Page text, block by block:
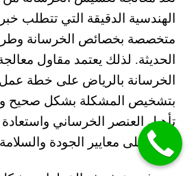
الهندسية الدقيقة التي تتطلب
متخصصة بخصائص الخرسانة
الحديثة. لذلك يعتمد مقاول
الخرسانة بالرياض على خطة
بتشخيص المشكلة بشكل صحيح
تأهيل العنصر الخرساني واستعادة
وفق أعلى معايير الجودة